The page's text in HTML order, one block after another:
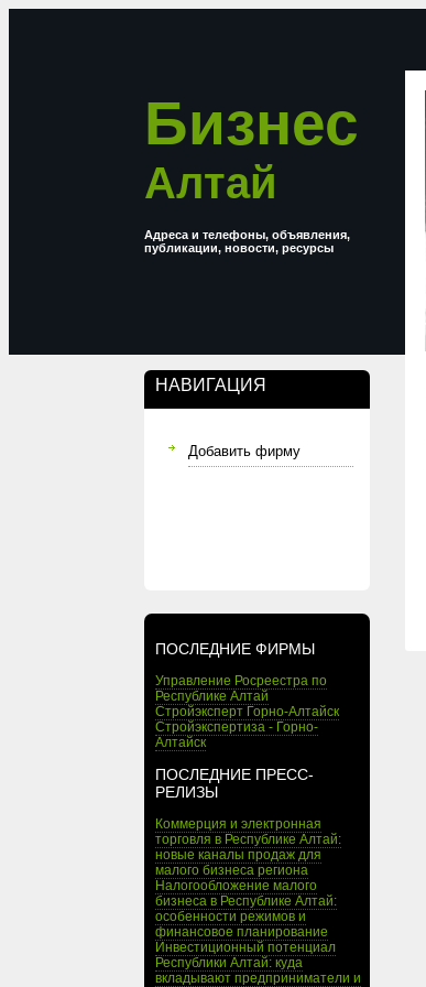
Бизнес
Алтай
Адреса и телефоны, объявления,
публикации, новости, ресурсы
НАВИГАЦИЯ
Добавить фирму
ПОСЛЕДНИЕ ФИРМЫ
Управление Росреестра по
Республике Алтай
Стройэксперт Горно-Алтайск
Стройэкспертиза - Горно-
Алтайск
ПОСЛЕДНИЕ ПРЕСС-
РЕЛИЗЫ
Коммерция и электронная
торговля в Республике Алтай:
новые каналы продаж для
малого бизнеса региона
Налогообложение малого
бизнеса в Республике Алтай:
особенности режимов и
финансовое планирование
Инвестиционный потенциал
Республики Алтай: куда
вкладывают предприниматели и